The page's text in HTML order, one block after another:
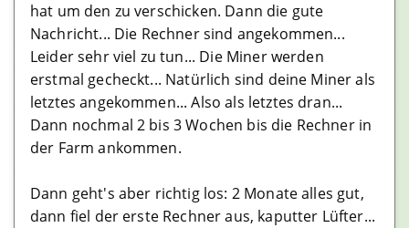
Bitpanda Exchange Erfahrungen
bsdex Erfahrungen
Bitstamp Erfahrungen
Bitmex Erfahrungen
1inch Erfahrungen
Kraken Erfahrungen
hat um den zu verschicken. Dann die gute
Nachricht... Die Rechner sind angekommen...
Leider sehr viel zu tun... Die Miner werden
erstmal gecheckt... Natürlich sind deine Miner als
letztes angekommen... Also als letztes dran...
Dann nochmal 2 bis 3 Wochen bis die Rechner in
der Farm ankommen.
Dann geht's aber richtig los: 2 Monate alles gut,
dann fiel der erste Rechner aus, kaputter Lüfter...